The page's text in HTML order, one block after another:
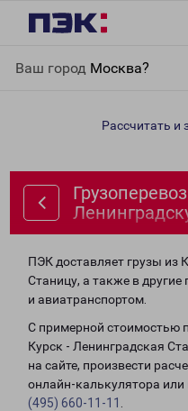
Ваш город Москва?
Ленинградскую Станицу
Рассчитать и
ПЭК доставляет грузы из
Станицу, а также в
и авиатранспортом.
С примерной стоимостью
Курск - Ленинградская
на сайте, произвести
онлайн-калькулятора или
(495) 660-11-11